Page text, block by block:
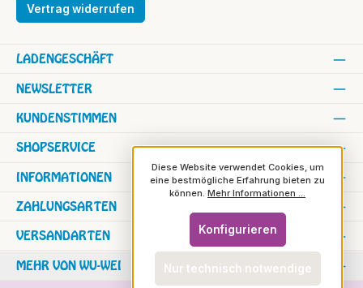
Vertrag widerrufen
SHOPSERVICE
INFORMATIONEN
NEWSLETTER
KUNDENSTIMMEN
LADENGESCHÄFT
ZAHLUNGSARTEN
VERSANDARTEN
MEHR VON WU-WEI
Diese Website verwendet Cookies, um
eine bestmögliche Erfahrung bieten zu
können. Mehr Informationen ...
Nur technisch notwendige
Konfigurieren